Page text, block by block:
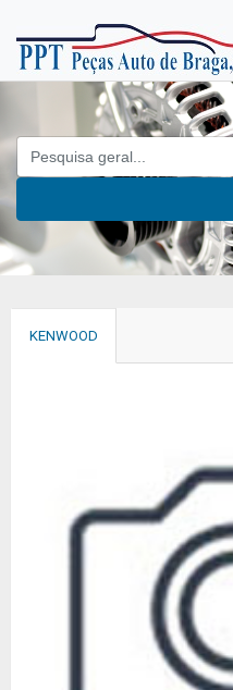
KENWOOD